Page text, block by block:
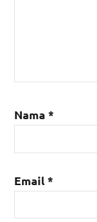
Nama *
Email*